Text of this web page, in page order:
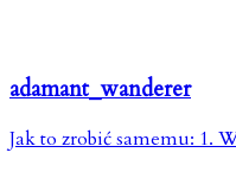
adamant_wanderer
Jak to zrobić samemu: 1.